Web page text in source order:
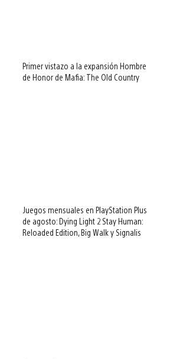
Primer vistazo a la expansión Hombre
de Honor de Mafia: The Old Country
Juegos mensuales en PlayStation Plus
de agosto: Dying Light 2 Stay Human:
Reloaded Edition, Big Walk y Signalis